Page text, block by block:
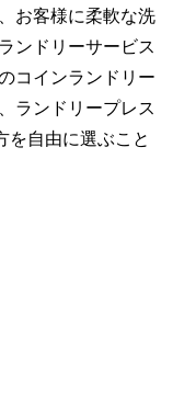
お客様に柔軟な洗
ンドリーサービス
コインランドリー
ランドリープレス
を自由に選ぶこと